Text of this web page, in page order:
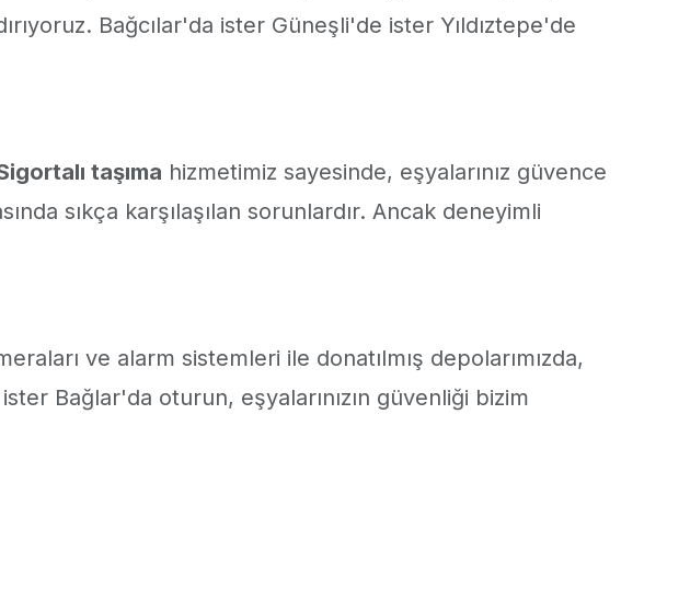
Bağcılar'da ister Güneşli'de ister Yıldıztepe'de
taşıma hizmetimiz sayesinde, eşyalarınız güvence
sıkça karşılaşılan sorunlardır. Ancak deneyimli
ve alarm sistemleri ile donatılmış depolarımızda,
Bağlar'da oturun, eşyalarınızın güvenliği bizim